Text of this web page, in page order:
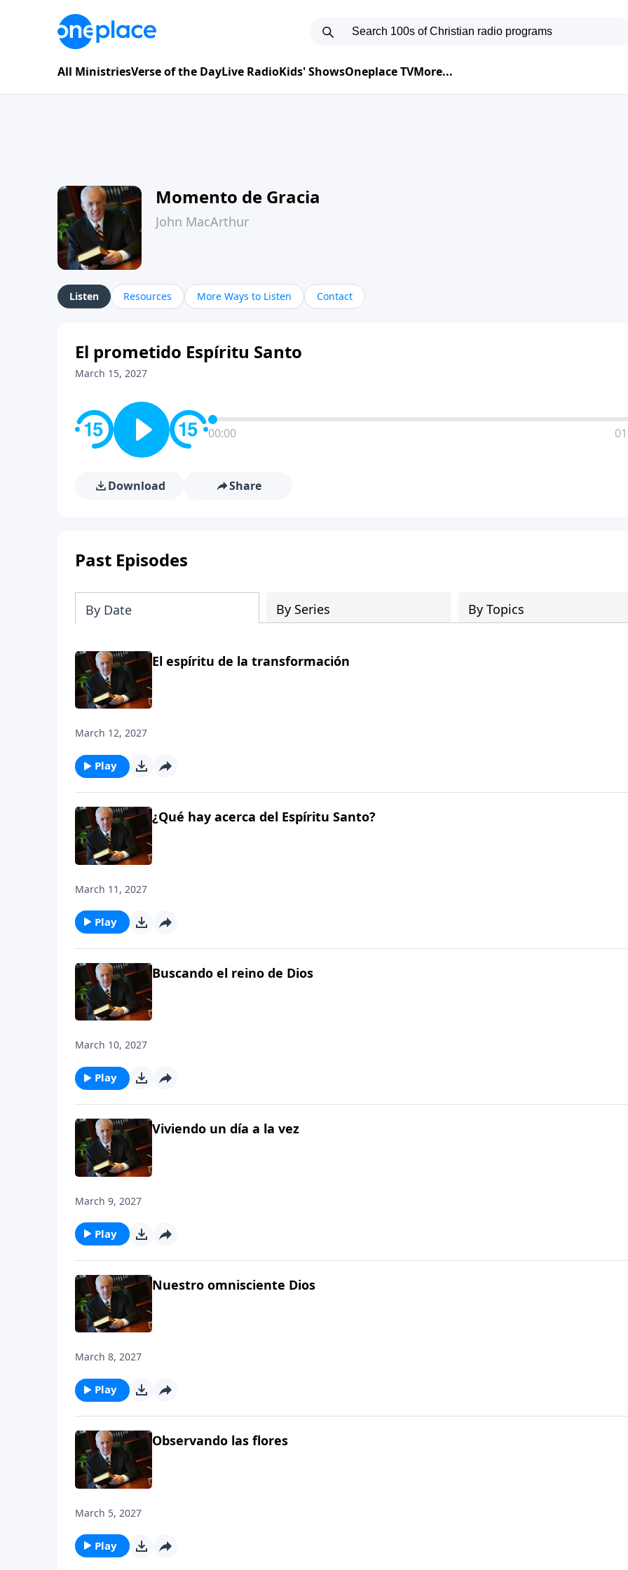
All MinistriesVerse of the DayLive RadioKids' ShowsOneplace TVMore...
Momento de Gracia
John MacArthur
Listen Resources More Ways to Listen Contact
El prometido Espíritu Santo
March 15, 2027
00:00
Download Share
Past Episodes
By Date By Series By Topics
El espíritu de la transformación
March 12, 2027
Play
¿Qué hay acerca del Espíritu Santo?
March 11, 2027
Play
Buscando el reino de Dios
March 10, 2027
Play
Viviendo un día a la vez
March 9, 2027
Play
Nuestro omnisciente Dios
March 8, 2027
Play
Observando las flores
March 5, 2027
Play